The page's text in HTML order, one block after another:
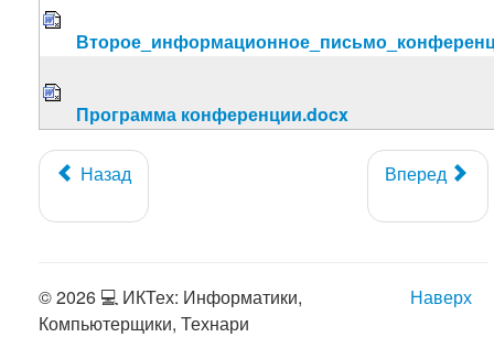
Программа конференции.docx
Назад Вперед
Наверх
© 2026 💻 ИКТех: Информатики,
Компьютерщики, Технари